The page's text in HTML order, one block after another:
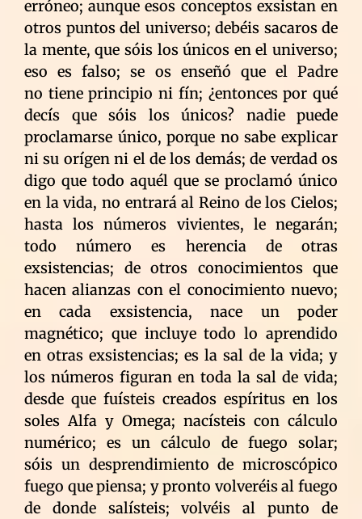
erróneo; aunque esos conceptos exsistan en
otros puntos del universo; debéis sacaros de
la mente, que sóis los únicos en el universo;
eso es falso; se os enseñó que el Padre
no tiene principio ni fín; ¿entonces por qué
decís que sóis los únicos? nadie puede
proclamarse único, porque no sabe explicar
ni su orígen ni el de los demás; de verdad os
digo que todo aquél que se proclamó único
en la vida, no entrará al Reino de los Cielos;
hasta los números vivientes, le negarán;
todo número es herencia de otras
exsistencias; de otros conocimientos que
hacen alianzas con el conocimiento nuevo;
en cada exsistencia, nace un poder
magnético; que incluye todo lo aprendido
en otras exsistencias; es la sal de la vida; y
los números figuran en toda la sal de vida;
desde que fuísteis creados espíritus en los
soles Alfa y Omega; nacísteis con cálculo
numérico; es un cálculo de fuego solar;
sóis un desprendimiento de microscópico
fuego que piensa; y pronto volveréis al fuego
de donde salísteis; volvéis al punto de